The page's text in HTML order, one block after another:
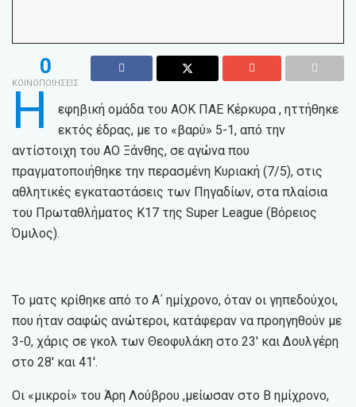
0
ΚΟΙΝΟΠΟΙΗΣΕΙΣ
Η
εφηβική ομάδα του ΑΟΚ ΠΑΕ Κέρκυρα , ηττήθηκε
εκτός έδρας, με το «βαρύ» 5-1, από την
αντίστοιχη του ΑΟ Ξάνθης, σε αγώνα που
πραγματοποιήθηκε την περασμένη Κυριακή (7/5), στις
αθλητικές εγκαταστάσεις των Πηγαδίων, στα πλαίσια
του Πρωταθλήματος Κ17 της Super League (Βόρειος
Όμιλος).
Το ματς κρίθηκε από το Α΄ ημίχρονο, όταν οι γηπεδούχοι,
που ήταν σαφώς ανώτεροι, κατάφεραν να προηγηθούν με
3-0, χάρις σε γκολ των Θεοφυλάκη στο 23′ και Δουλγέρη
στο 28′ και 41′.
Οι «μικροί» του Άρη Λούβρου ,μείωσαν στο Β ημίχρονο,